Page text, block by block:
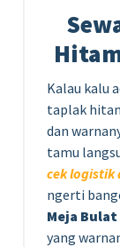
Kalau kalu
taplak
dan
tamu
cek logistik
ngerti
Meja
yang